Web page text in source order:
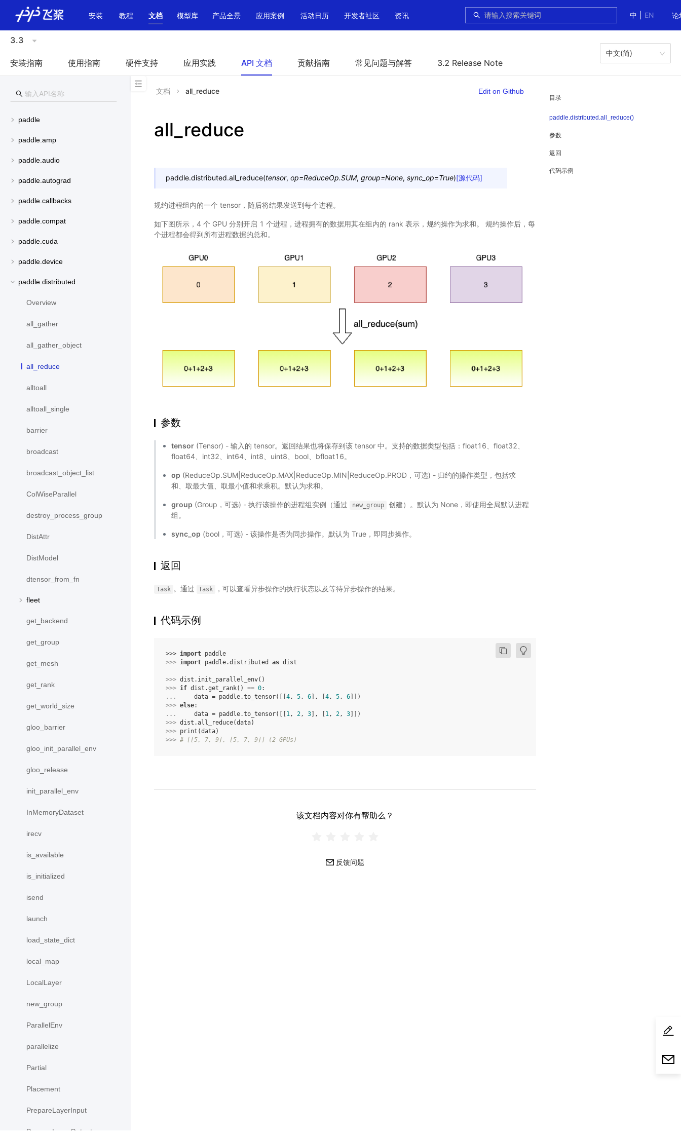
中
EN 论
安装 教程 文档 模型库 产品全景 应用案例 活动日历 开发者社区 资讯
3.3
安装指南 使用指南 硬件支持 应用实践 API 文档 贡献指南 常见问题与解答 3.2 Release Note
中文(简)
paddle
paddle.amp
paddle.audio
paddle.autograd
paddle.callbacks
paddle.compat
paddle.cuda
paddle.device
paddle.distributed
Overview
all_gather
all_gather_object
all_reduce
alltoall
alltoall_single
barrier
broadcast
broadcast_object_list
ColWiseParallel
destroy_process_group
DistAttr
DistModel
dtensor_from_fn
fleet
get_backend
get_group
get_mesh
get_rank
get_world_size
gloo_barrier
gloo_init_parallel_env
gloo_release
init_parallel_env
InMemoryDataset
irecv
is_available
is_initialized
isend
launch
load_state_dict
local_map
LocalLayer
new_group
ParallelEnv
parallelize
Partial
Placement
PrepareLayerInput
PrepareLayerOutput
目录
paddle.distributed.all_reduce()
参数
返回
代码示例
文档 all_reduce Edit on Github
all_reduce
paddle.distributed.all_reduce(tensor, op=ReduceOp.SUM, group=None, sync_op=True)[源代码]
规约进程组内的一个 tensor，随后将结果发送到每个进程。
如下图所示，4 个 GPU 分别开启 1 个进程，进程拥有的数据用其在组内的 rank 表示，规约操作为求和。 规约操作后，每
个进程都会得到所有进程数据的总和。
参数
tensor (Tensor) - 输入的 tensor。返回结果也将保存到该 tensor 中。支持的数据类型包括：float16、float32、
float64、int32、int64、int8、uint8、bool、bfloat16。
op (ReduceOp.SUM|ReduceOp.MAX|ReduceOp.MIN|ReduceOp.PROD，可选) - 归约的操作类型，包括求
和、取最大值、取最小值和求乘积。默认为求和。
group (Group，可选) - 执行该操作的进程组实例（通过 new_group
创建）。默认为 None，即使用全局默认进程
组。
sync_op (bool，可选) - 该操作是否为同步操作。默认为 True，即同步操作。
返回
Task 。通过 Task ，可以查看异步操作的执行状态以及等待异步操作的结果。
代码示例
>>> import paddle
>>> import paddle.distributed as dist
>>> dist . init_parallel_env()
>>> if dist .get_rank() == 0:
...
data = paddle.to_tensor([[ 4, 5, 6 ], 4, 5, 6 ]])
>>> else:
...
data = paddle.to_tensor([[ 1, 2, 3 ], 1, 2, 3 ]])
>>> dist .all_reduce(data)
>>> print (data)
>>> # [[5, 7, 9], [5, 7, 9]] (2 GPUs)
该文档内容对你有帮助么？
反馈问题